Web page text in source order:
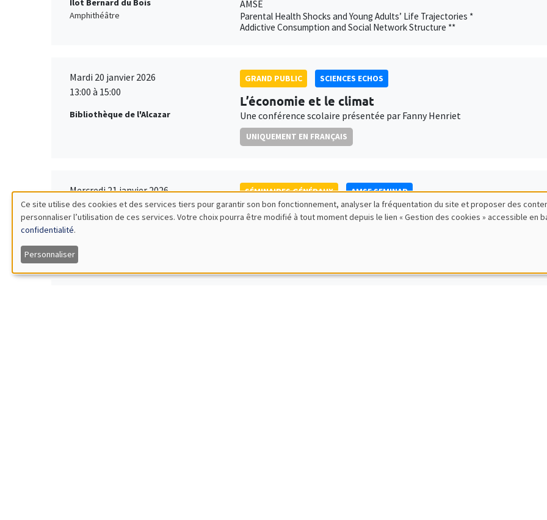
Îlot Bernard du Bois
Amphithéâtre
AMSE
Parental Health Shocks and Young Adults’ Life Trajectories *
Addictive Consumption and Social Network Structure **
Mardi 20 janvier 2026
13:00 à 15:00
Bibliothèque de l'Alcazar
GRAND PUBLIC SCIENCES ECHOS
L’économie et le climat
Une conférence scolaire présentée par Fanny Henriet
UNIQUEMENT EN FRANÇAIS
Mercredi 21 janvier 2026
11:30 à 12:45
Îlot Bernard du Bois
SÉMINAIRES GÉNÉRAUX AMSE SEMINAR
Elena Herold
Utilisation
des
Ce site utilise des cookies et des services tiers pour garantir son bon fonctionnement, analyser la fréquentation du site et proposer des
personnaliser l’utilisation de ces services. Votre choix pourra être modifié à tout moment depuis le lien « Gestion des cookies » accessible en
confidentialité.
Personnaliser